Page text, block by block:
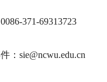
0086-371-69313723
： sie@ncwu.edu.cn